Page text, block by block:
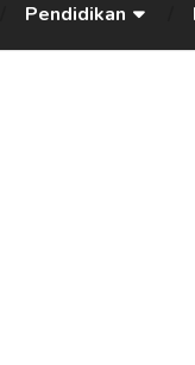
Pendidikan